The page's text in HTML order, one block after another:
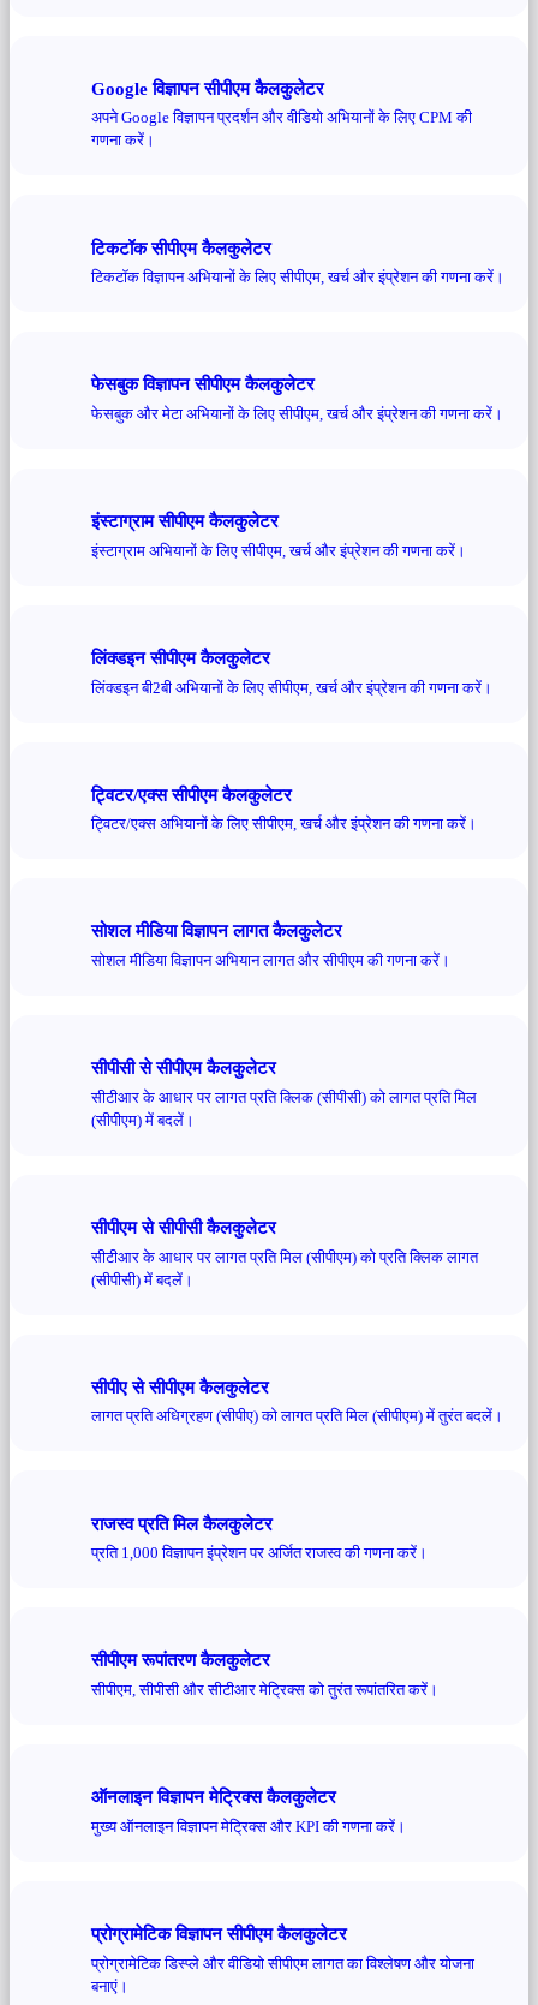
Google विज्ञापन सीपीएम कैलकुलेटर
अपने Google विज्ञापन प्रदर्शन और वीडियो अभियानों के लिए CPM की
गणना करें।
टिकटॉक सीपीएम कैलकुलेटर
टिकटॉक विज्ञापन अभियानों के लिए सीपीएम, खर्च और इंप्रेशन की गणना करें।
फेसबुक विज्ञापन सीपीएम कैलकुलेटर
फेसबुक और मेटा अभियानों के लिए सीपीएम, खर्च और इंप्रेशन की गणना करें।
इंस्टाग्राम सीपीएम कैलकुलेटर
इंस्टाग्राम अभियानों के लिए सीपीएम, खर्च और इंप्रेशन की गणना करें।
लिंक्डइन सीपीएम कैलकुलेटर
लिंक्डइन बी2बी अभियानों के लिए सीपीएम, खर्च और इंप्रेशन की गणना करें।
ट्विटर/एक्स सीपीएम कैलकुलेटर
ट्विटर/एक्स अभियानों के लिए सीपीएम, खर्च और इंप्रेशन की गणना करें।
सोशल मीडिया विज्ञापन लागत कैलकुलेटर
सोशल मीडिया विज्ञापन अभियान लागत और सीपीएम की गणना करें।
सीपीसी से सीपीएम कैलकुलेटर
सीटीआर के आधार पर लागत प्रति क्लिक (सीपीसी) को लागत प्रति मिल
(सीपीएम) में बदलें।
सीपीएम से सीपीसी कैलकुलेटर
सीटीआर के आधार पर लागत प्रति मिल (सीपीएम) को प्रति क्लिक लागत
(सीपीसी) में बदलें।
सीपीए से सीपीएम कैलकुलेटर
लागत प्रति अधिग्रहण (सीपीए) को लागत प्रति मिल (सीपीएम) में तुरंत बदलें।
राजस्व प्रति मिल कैलकुलेटर
प्रति 1,000 विज्ञापन इंप्रेशन पर अर्जित राजस्व की गणना करें।
सीपीएम रूपांतरण कैलकुलेटर
सीपीएम, सीपीसी और सीटीआर मेट्रिक्स को तुरंत रूपांतरित करें।
ऑनलाइन विज्ञापन मेट्रिक्स कैलकुलेटर
मुख्य ऑनलाइन विज्ञापन मेट्रिक्स और KPI की गणना करें।
प्रोग्रामेटिक विज्ञापन सीपीएम कैलकुलेटर
प्रोग्रामेटिक डिस्प्ले और वीडियो सीपीएम लागत का विश्लेषण और योजना
बनाएं।